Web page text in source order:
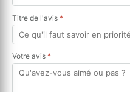
Titre de l'avis *
Votre avis *